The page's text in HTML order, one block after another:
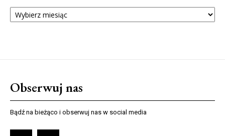
ARCHIWUM
NUMERÓW
Obserwuj nas
Bądź na bieżąco i obserwuj nas w social media